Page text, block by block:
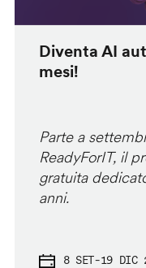
Diventa AI
mesi!
Parte a
ReadyForIT, il
gratuita
anni.
8 SET-19 DIC